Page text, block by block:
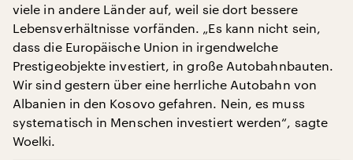
viele in andere Länder auf, weil sie dort bessere
Lebensverhältnisse vorfänden. „Es kann nicht sein,
dass die Europäische Union in irgendwelche
Prestigeobjekte investiert, in große Autobahnbauten.
Wir sind gestern über eine herrliche Autobahn von
Albanien in den Kosovo gefahren. Nein, es muss
systematisch in Menschen investiert werden“, sagte
Woelki.